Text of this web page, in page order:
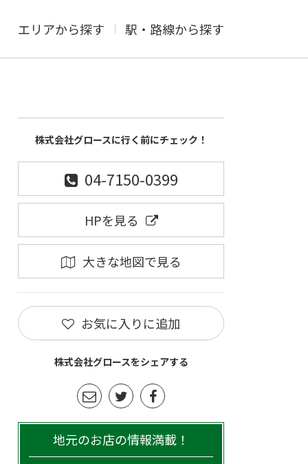
エリアから探す 駅・路線から探す
株式会社グロースに行く前にチェック！
04-7150-0399
HPを見る
大きな地図で見る
お気に入りに追加
株式会社グロースをシェアする
地元のお店の情報満載！